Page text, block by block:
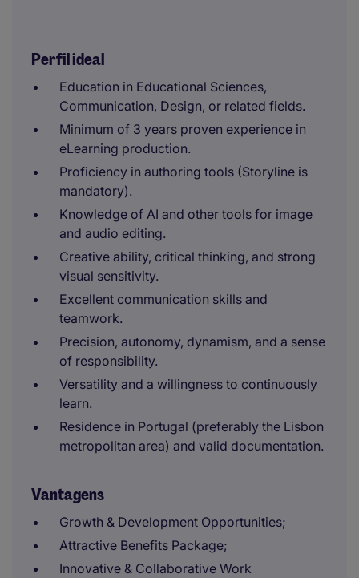
Perfil ideal
Education in Educational Sciences,
Communication, Design, or related fields.
Minimum of 3 years proven experience in
eLearning production.
Proficiency in authoring tools (Storyline is
mandatory).
Knowledge of AI and other tools for image
and audio editing.
Creative ability, critical thinking, and strong
visual sensitivity.
Excellent communication skills and
teamwork.
Precision, autonomy, dynamism, and a sense
of responsibility.
Versatility and a willingness to continuously
learn.
Residence in Portugal (preferably the Lisbon
metropolitan area) and valid documentation.
Vantagens
Growth & Development Opportunities;
Attractive Benefits Package;
Innovative & Collaborative Work